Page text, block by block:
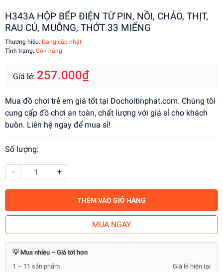
H343A HỘP BẾP ĐIỆN TỪ PIN, NỒI, CHẢO, THỊT,
RAU CỦ, MUỖNG, THỚT 33 MIẾNG
Thương hiệu: Đang cập nhật
Tình trạng: Còn hàng
Giá lẻ: 257.000₫
Mua đồ chơi trẻ em giá tốt tại Dochoitinphat.com. Chúng tôi
cung cấp đồ chơi an toàn, chất lượng với giá sỉ cho khách
buôn. Liên hệ ngay để mua sỉ!
Số lượng:
- +
THÊM VÀO GIỎ HÀNG
MUA NGAY
💡 Mua nhiều – Giá tốt hơn
1 – 11 sản phẩm
Giá lẻ hiện tại